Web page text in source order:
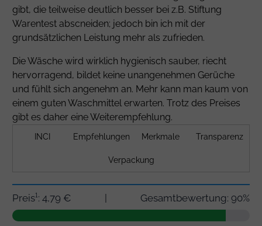
gibt, die teilweise deutlich besser bei z.B. Stiftung
Warentest abscneiden; jedoch bin ich mit der
grundsätzlichen Leistung mehr als zufrieden.
Die Wäsche wird wirklich hygienisch sauber, riecht
hervorragend, bildet keine unangenehmen Gerüche
und fühlt sich angenehm an. Mehr kann man kaum von
einem guten Waschmittel erwarten. Trotz des Preises
gibt es daher eine Weiterempfehlung.
INCI Empfehlungen Merkmale Transparenz
Verpackung
Preis¹: 4,79 € | Gesamtbewertung: 90%